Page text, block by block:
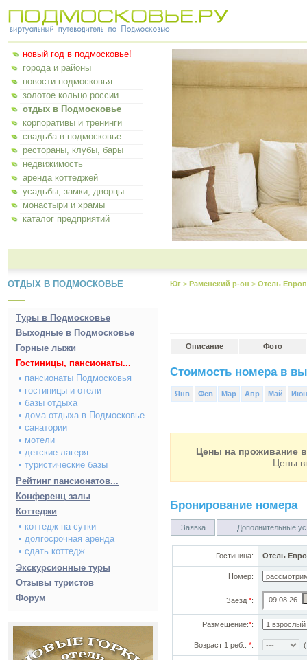
новый год в подмосковье!
города и районы
новости подмосковья
золотое кольцо россии
отдых в Подмосковье
корпоративы и тренинги
свадьба в подмосковье
рестораны, клубы, бары
недвижимость
аренда коттеджей
усадьбы, замки, дворцы
монастыри и храмы
каталог предприятий
ОТДЫХ В ПОДМОСКОВЬЕ
Туры в Подмосковье
Выходные в Подмосковье
Горные лыжи
Гостиницы, пансионаты...
• пансионаты Подмосковья
• гостиницы и отели
• базы отдыха
• дома отдыха в Подмосковье
• санатории
• мотели
• детские лагеря
• туристические базы
Рейтинг пансионатов...
Конференц залы
Коттеджи
• коттедж на сутки
• долгосрочная аренда
• сдать коттедж
Экскурсионные туры
Отзывы туристов
Форум
Юг > Раменский р-он > Отель
Описание Фото
Стоимость номера в
Янв Фев Мар Апр Май Июн
Цены на проживание
Цены
Бронирование номера
Заявка Дополнительные
Гостиница: Отель
Номер:
Заезд *:
Размещение:*:
Возраст 1 реб.: *: